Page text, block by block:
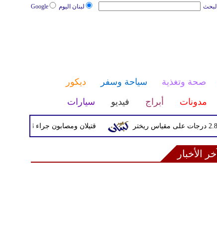
لبنان اليوم Google البحث
صحة وتغذية سياحة وسفر
ديكور
مدونات أبراج فيديو سيارات
قتيلان ومصابون جراء 14 غارة إسرائيلية على شرق وجنوب لبنان
آخر الأخبار